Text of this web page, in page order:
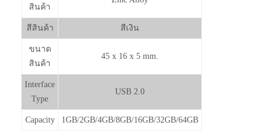
สินค้า
สีสินค้า สีเงิน
ขนาด
สินค้า
45 x 16 x 5 mm.
Interface
Type
USB 2.0
Capacity 1GB/2GB/4GB/8GB/16GB/32GB/64GB